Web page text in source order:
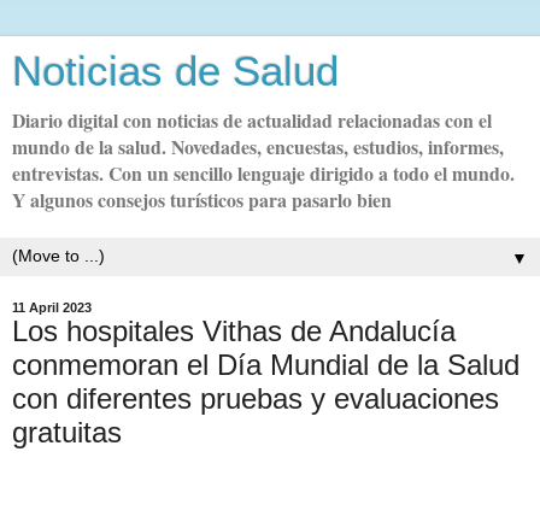
Noticias de Salud
Diario digital con noticias de actualidad relacionadas con el
mundo de la salud. Novedades, encuestas, estudios, informes,
entrevistas. Con un sencillo lenguaje dirigido a todo el mundo.
Y algunos consejos turísticos para pasarlo bien
▼
11 April 2023
Los hospitales Vithas de Andalucía
conmemoran el Día Mundial de la Salud
con diferentes pruebas y evaluaciones
gratuitas